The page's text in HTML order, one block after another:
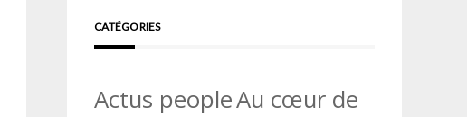
CATÉGORIES
Actus peopleAu cœur de